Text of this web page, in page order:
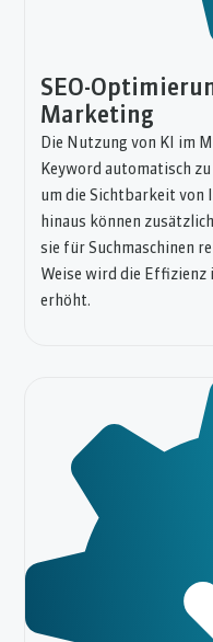
SEO-
Marketing
Die Nutzung von KI im
Keyword automatisch
um die Sichtbarkeit von
hinaus können
sie für Suchmaschinen
Weise wird die
erhöht.